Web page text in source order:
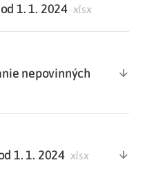
1. 1. 2024 xlsx
nepovinných
1. 1. 2024 xlsx